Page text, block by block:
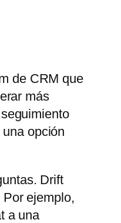
de CRM que
más
opción
Drift
ejemplo,
a una